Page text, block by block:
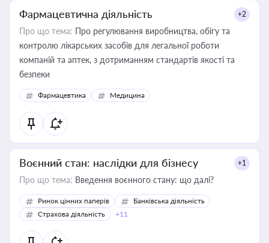
Фармацевтична діяльність +2
Про що тема: Про регулювання виробництва, обігу та
контролю лікарських засобів для легальної роботи
компаній та аптек, з дотриманням стандартів якості та
безпеки
Фармацевтика Медицина
Воєнний стан: наслідки для бізнесу +1
Про що тема: Введення воєнного стану: що далі?
Ринок цінних паперів
Банківська діяльність
Страхова діяльність
+11